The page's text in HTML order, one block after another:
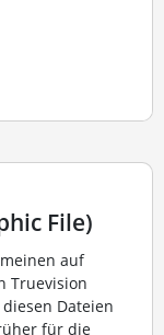
File)
auf
Truevision
Dateien
für die